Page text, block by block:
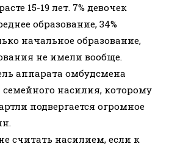
15-19 лет. 7% девочек
образование, 34%
начальное образование,
не имели вообще.
аппарата омбудсмена
семейного насилия, которому
подвергается огромное
считать насилием, если к